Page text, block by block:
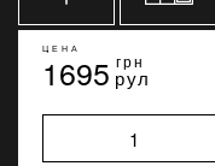
ЦЕНА
1695 грн
рул